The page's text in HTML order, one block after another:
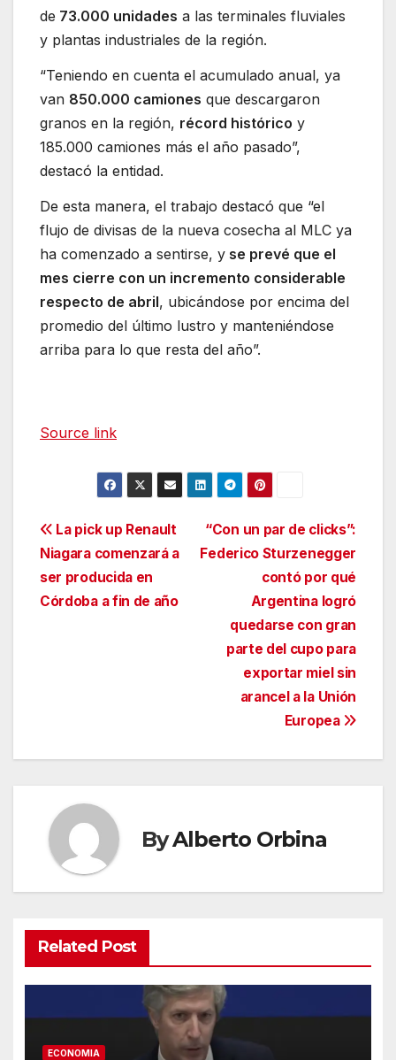
de 73.000 unidades a las terminales fluviales
y plantas industriales de la región.
“Teniendo en cuenta el acumulado anual, ya
van 850.000 camiones que descargaron
granos en la región, récord histórico y
185.000 camiones más el año pasado”,
destacó la entidad.
De esta manera, el trabajo destacó que “el
flujo de divisas de la nueva cosecha al MLC ya
ha comenzado a sentirse, y se prevé que el
mes cierre con un incremento considerable
respecto de abril, ubicándose por encima del
promedio del último lustro y manteniéndose
arriba para lo que resta del año”.
Source link
Navegación
de
entradas
“Con un par de clicks”:
Federico Sturzenegger
contó por qué
Argentina logró
quedarse con gran
parte del cupo para
exportar miel sin
arancel a la Unión
Europea
La pick up Renault
Niagara comenzará a
ser producida en
Córdoba a fin de año
ByAlberto Orbina
Related Post
ECONOMIA